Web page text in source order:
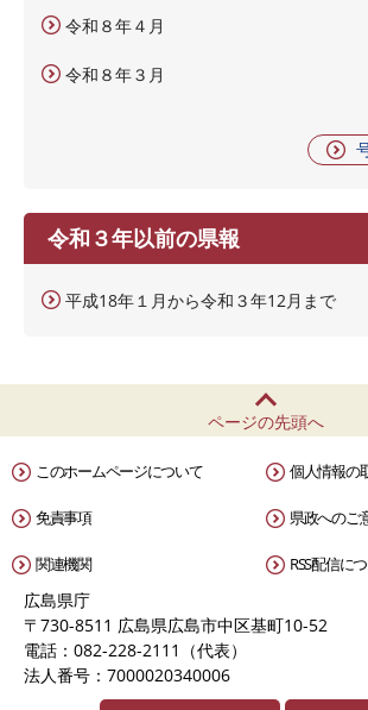
令和８年４月
令和８年３月
令和３年以前の県報
平成18年１月から令和３年12月まで
ページの先頭へ
このホームページについて 個人情報の
免責事項 県政へのご
関連機関 RSS配信に
広島県庁
〒730-8511 広島県広島市中区基町10-52
電話：082-228-2111（代表）
法人番号：7000020340006